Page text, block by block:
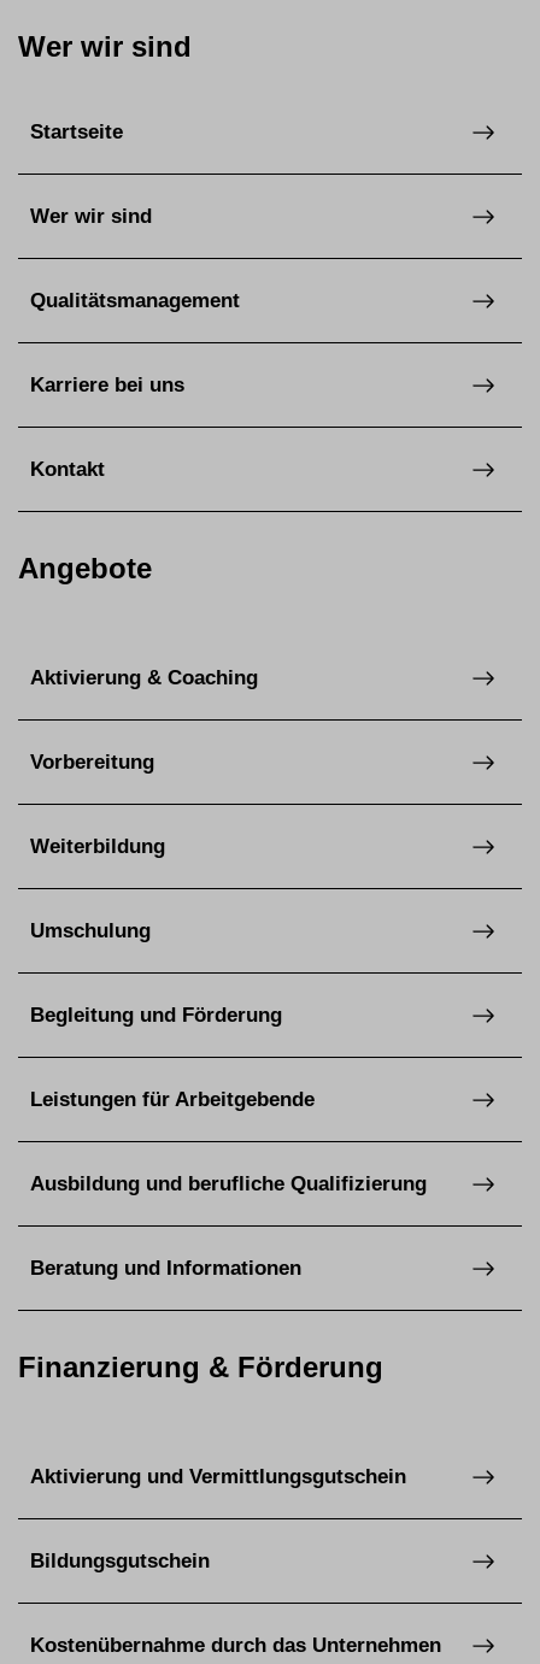
Wer wir sind
Startseite
Wer wir sind
Qualitätsmanagement
Karriere bei uns
Kontakt
Angebote
Aktivierung & Coaching
Vorbereitung
Weiterbildung
Umschulung
Begleitung und Förderung
Leistungen für Arbeitgebende
Ausbildung und berufliche Qualifizierung
Beratung und Informationen
Finanzierung & Förderung
Aktivierung und Vermittlungsgutschein
Bildungsgutschein
Kostenübernahme durch das Unternehmen